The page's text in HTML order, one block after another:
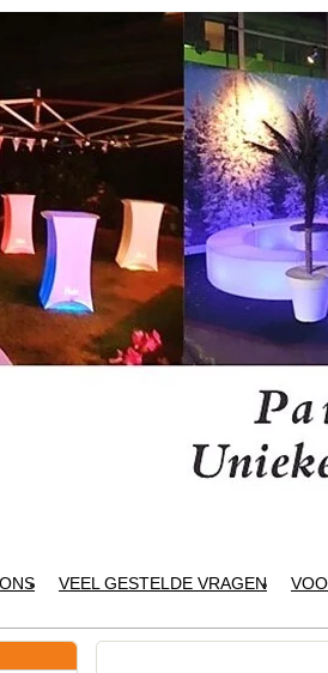
VEEL GESTELDE VRAGEN